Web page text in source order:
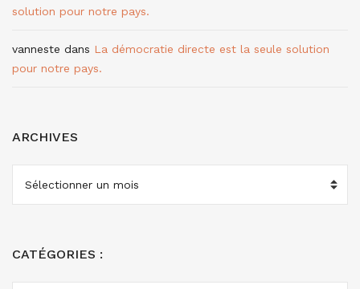
solution pour notre pays.
vanneste dans La démocratie directe est la seule solution
pour notre pays.
ARCHIVES
CATÉGORIES :